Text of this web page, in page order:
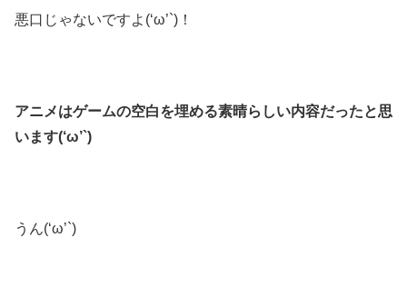
悪口じゃないですよ(‘ω’`)！
アニメはゲームの空白を埋める素晴らしい内容だったと思
います(‘ω’`)
うん(‘ω’`)